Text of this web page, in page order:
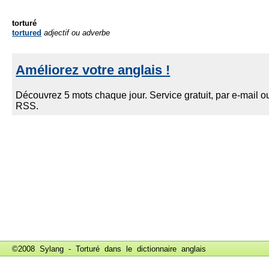
torturé
tortured adjectif ou adverbe
©2008 Sylang - Torturé dans le dictionnaire anglais